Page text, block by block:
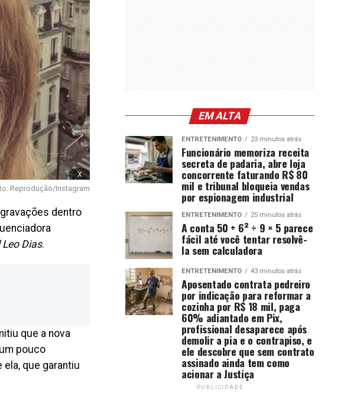
x
Reprodução/Instagram
dentro
Dias.
que a nova
pouco
que garantiu
EM ALTA
ENTRETENIMENTO 23 minutos atrás
Funcionário memoriza receita
secreta de padaria, abre loja
concorrente faturando R$ 80
mil e tribunal bloqueia vendas
por espionagem industrial
ENTRETENIMENTO 25 minutos atrás
A conta 50 + 6² ÷ 9 × 5 parece
fácil até você tentar resolvê-
la sem calculadora
ENTRETENIMENTO 43 minutos atrás
Aposentado contrata pedreiro
por indicação para reformar a
cozinha por R$ 18 mil, paga
60% adiantado em Pix,
profissional desaparece após
demolir a pia e o contrapiso, e
ele descobre que sem contrato
assinado ainda tem como
acionar a Justiça
PUBLICIDADE